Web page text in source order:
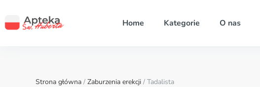
Home Kategorie O nas
Strona główna / Zaburzenia erekcji / Tadalista